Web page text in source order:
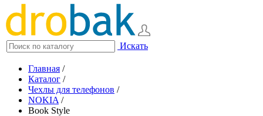
Искать
Главная /
Каталог /
Чехлы для телефонов /
NOKIA /
Book Style